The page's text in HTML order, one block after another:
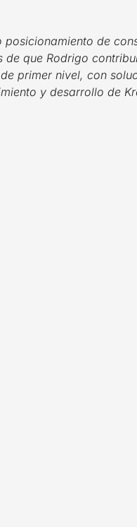
de
de que Rodrigo
primer nivel, con
y desarrollo de